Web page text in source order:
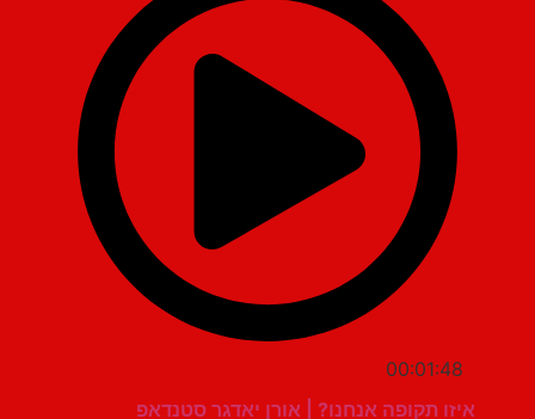
00:01:48
איזו תקופה אנחנו? | אורן יאדגר סטנדאפ